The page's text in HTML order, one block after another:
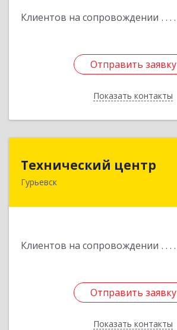
Клиентов на сопровождении
Отправить заявку
Показать контакты
Отправить заявку
Назад
Технический центр
Гурьевск
Клиентов на сопровождении
Отправить заявку
Показать контакты
Отправить заявку
Назад